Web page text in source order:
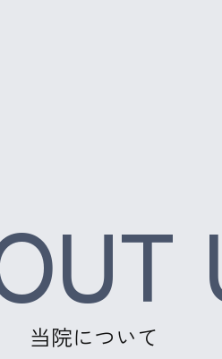
当院について